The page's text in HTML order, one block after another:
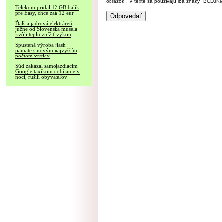
Telekom pridal 12 GB balík
pre Easy, chce zaň 12 eur
Ďalšia jadrová elektráreň
južne od Slovenska musela
kvôli teplu znížiť výkon
Spustená výroba flash
pamäte s novým najvyšším
počtom vrstiev
Súd zakázal samojazdiacim
Google taxíkom dobíjanie v
noci, rušili obyvateľov
obrázok". V texte sa používajú iba znaky